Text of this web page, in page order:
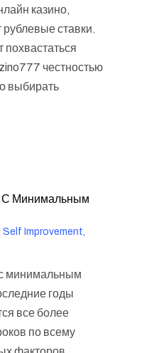
казино,
ставки.
похвастаться
честностью
выбирать
С Минимальным
Self Improvement,
минимальным
годы
все более
по всему